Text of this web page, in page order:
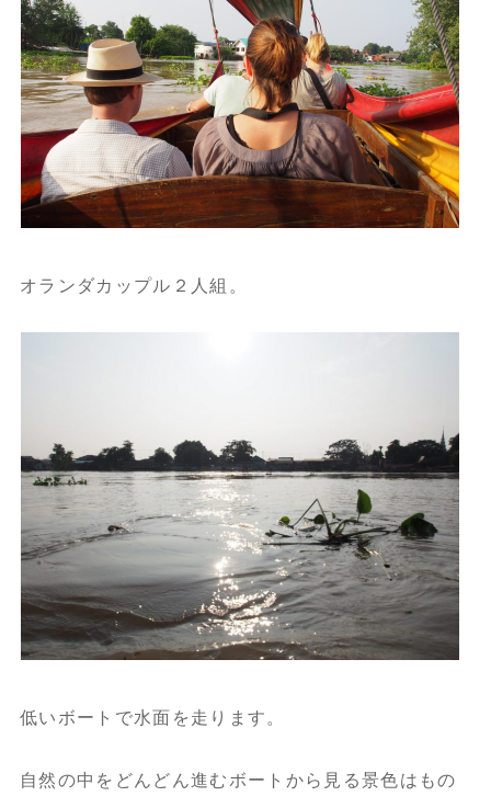
オランダカップル２人組。
低いボートで水面を走ります。
自然の中をどんどん進むボートから見る景色はもの